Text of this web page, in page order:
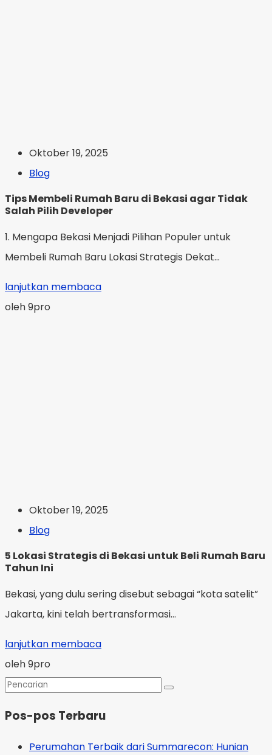
Oktober 19, 2025
Blog
Tips Membeli Rumah Baru di Bekasi agar Tidak
Salah Pilih Developer
1. Mengapa Bekasi Menjadi Pilihan Populer untuk
Membeli Rumah Baru Lokasi Strategis Dekat...
lanjutkan membaca
oleh 9pro
Oktober 19, 2025
Blog
5 Lokasi Strategis di Bekasi untuk Beli Rumah Baru
Tahun Ini
Bekasi, yang dulu sering disebut sebagai “kota satelit”
Jakarta, kini telah bertransformasi...
lanjutkan membaca
oleh 9pro
Pos-pos Terbaru
Perumahan Terbaik dari Summarecon: Hunian